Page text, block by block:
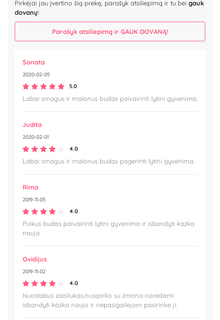
Pirkėjai jau įvertino šią prekę, parašyk atsiliepimą ir tu bei gauk
dovanų!
Parašyk atsiliepimą ir GAUK DOVANĄ!
Sonata
2020-02-05
5.0
Labai smagus ir malonus budas paivairinti lytini gyvenima.
Judita
2020-02-01
4.0
Labai smagus ir malonus budas pagerinti lytini gyvenima.
Rima
2019-11-05
4.0
Puikus budas paivairinti lytini gyvenima ir isbandyti kazka
naujo.
Ovidijus
2019-11-02
4.0
Nuostabus zaisliukas,nusipirko su zmona noredami
isbandyti kazka naujo ir nepasigailejom pasirinke ji.